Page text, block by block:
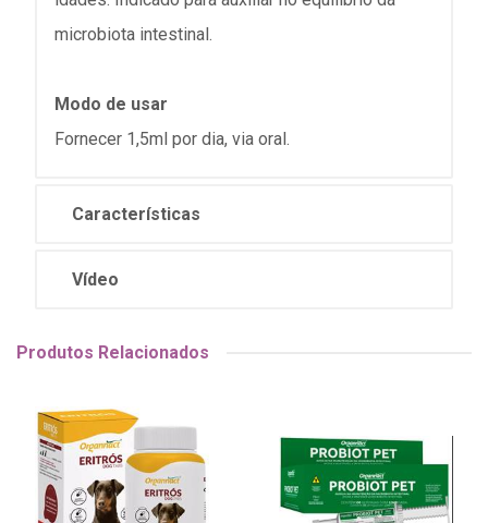
microbiota intestinal.
Modo de usar
Fornecer 1,5ml por dia, via oral.
Características
Vídeo
Produtos Relacionados